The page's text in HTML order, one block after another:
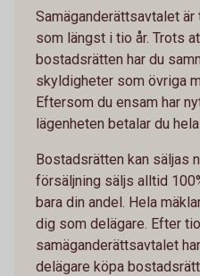
Samäganderättsavtalet
som längst i tio år. Trots
bostadsrätten har du
skyldigheter som övriga
Eftersom du ensam har
lägenheten betalar du
Bostadsrätten kan säljas
försäljning säljs alltid
bara din andel. Hela
dig som delägare. Efter
samäganderättsavtalet
delägare köpa